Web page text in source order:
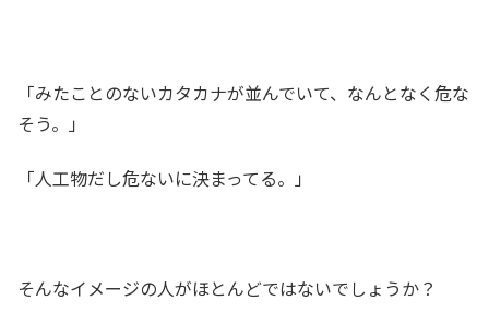
「みたことのないカタカナが並んでいて、なんとなく危な
そう。」
「人工物だし危ないに決まってる。」
そんなイメージの人がほとんどではないでしょうか？